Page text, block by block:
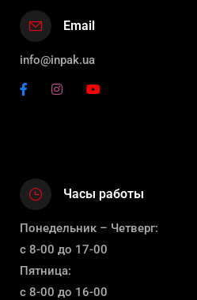
Email
info@inpak.ua
Часы работы
Понедельник – Четверг:
с 8-00 до 17-00
Пятница:
с 8-00 до 16-00